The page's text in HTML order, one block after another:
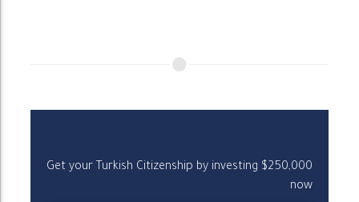
Get your Turkish Citizenship by investing $250,000
now